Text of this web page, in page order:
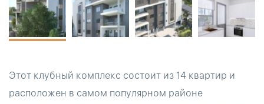
Этот клубный комплекс состоит из 14 квартир и
расположен в самом популярном районе